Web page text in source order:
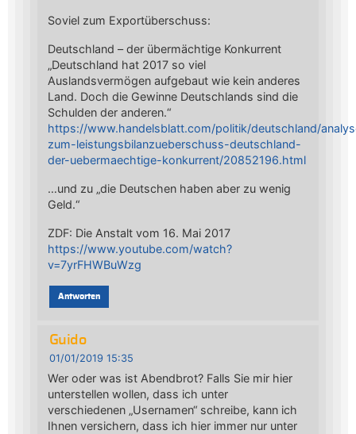
Soviel zum Exportüberschuss:
Deutschland – der übermächtige Konkurrent
„Deutschland hat 2017 so viel
Auslandsvermögen aufgebaut wie kein anderes
Land. Doch die Gewinne Deutschlands sind die
Schulden der anderen.“
https://www.handelsblatt.com/politik/deutschland/
zum-leistungsbilanzueberschuss-deutschland-
der-uebermaechtige-konkurrent/20852196.html
…und zu „die Deutschen haben aber zu wenig
Geld.“
ZDF: Die Anstalt vom 16. Mai 2017
https://www.youtube.com/watch?
v=7yrFHWBuWzg
Antworten
Guido
01/01/2019 15:35
Wer oder was ist Abendbrot? Falls Sie mir hier
unterstellen wollen, dass ich unter
verschiedenen „Usernamen“ schreibe, kann ich
Ihnen versichern, dass ich hier immer nur unter